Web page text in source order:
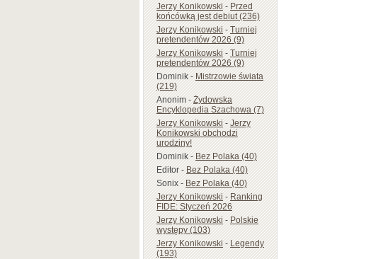
Jerzy Konikowski-Przed
końcówką jest debiut (236)
Jerzy Konikowski-Turniej
pretendentów 2026 (9)
Jerzy Konikowski-Turniej
pretendentów 2026 (9)
Dominik-Mistrzowie świata
(219)
Anonim-Żydowska
Encyklopedia Szachowa (7)
Jerzy Konikowski-Jerzy
Konikowski obchodzi
urodziny!
Dominik-Bez Polaka (40)
Editor-Bez Polaka (40)
Sonix-Bez Polaka (40)
Jerzy Konikowski-Ranking
FIDE: Styczeń 2026
Jerzy Konikowski-Polskie
występy (103)
Jerzy Konikowski-Legendy
(193)